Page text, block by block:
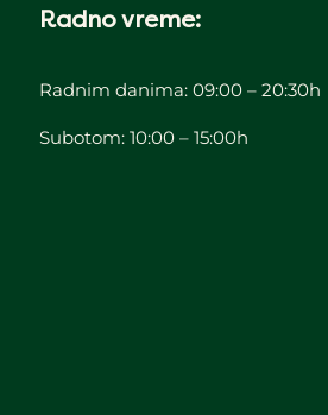
Radno vreme:
Radnim danima: 09:00 – 20:30h
Subotom: 10:00 – 15:00h